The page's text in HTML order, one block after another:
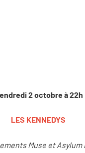
2 octobre à 22h
LES KENNEDYS
Muse et